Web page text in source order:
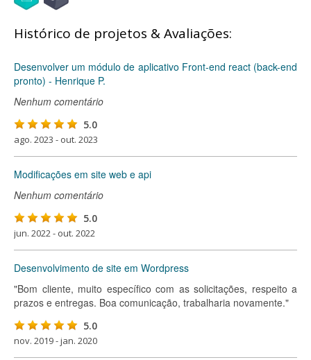
Histórico de projetos & Avaliações:
Desenvolver um módulo de aplicativo Front-end react (back-end
pronto) - Henrique P.
Nenhum comentário
5.0
ago. 2023 - out. 2023
Modificações em site web e api
Nenhum comentário
5.0
jun. 2022 - out. 2022
Desenvolvimento de site em Wordpress
"Bom cliente, muito específico com as solicitações, respeito a
prazos e entregas. Boa comunicação, trabalharia novamente."
5.0
nov. 2019 - jan. 2020